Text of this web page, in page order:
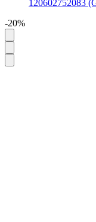
120602752083
-20%